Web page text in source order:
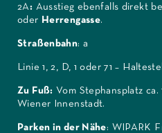
2A: Ausstieg ebenfalls direkt
oder Herrengasse.
Straßenbahn: a
Linie 1, 2, D, 1 oder 71 –
Zu Fuß: Vom Stephansplatz
Wiener Innenstadt.
Parken in der Nähe: WIPARK